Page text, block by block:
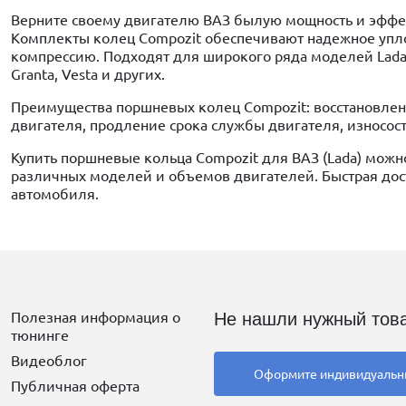
Верните своему двигателю ВАЗ былую мощность и
Комплекты колец Compozit обеспечивают надежное
компрессию. Подходят для широкого ряда моделей
Granta, Vesta и других.
Преимущества поршневых колец Compozit:
двигателя, продление срока службы двигателя,
Купить поршневые кольца Compozit для ВАЗ (Lada)
различных моделей и объемов двигателей. Быстрая
автомобиля.
Полезная информация о
тюнинге
Видеоблог
Публичная оферта
Не нашли нужный
Оформите